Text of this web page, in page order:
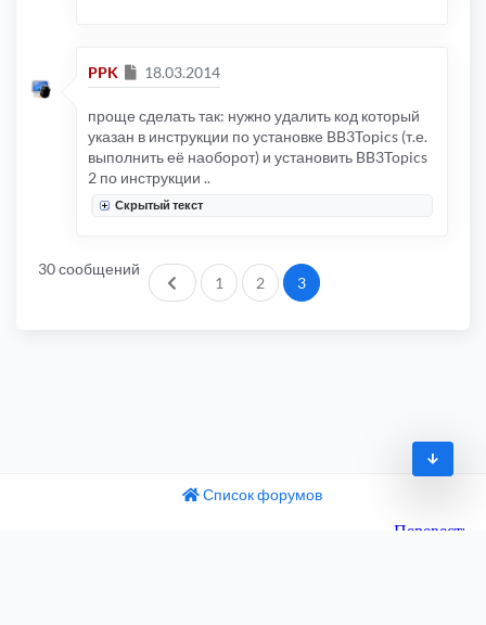
PPK Сообщение
18.03.2014
проще сделать так: нужно удалить код который
указан в инструкции по установке BB3Topics (т.е.
выполнить её наоборот) и установить BB3Topics
2 по инструкции ..
Скрытый текст
30 сообщений
Пред.1 2 3
Список форумов